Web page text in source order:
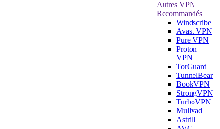
Autres VPN
Recommandés
Windscribe
Avast VPN
Pure VPN
Proton
VPN
TorGuard
TunnelBear
BookVPN
StrongVPN
TurboVPN
Mullvad
Astrill